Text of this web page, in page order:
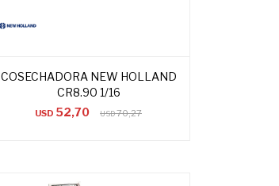
COSECHADORA NEW HOLLAND
CR8.90 1/16
USD 52,70 USD70,27